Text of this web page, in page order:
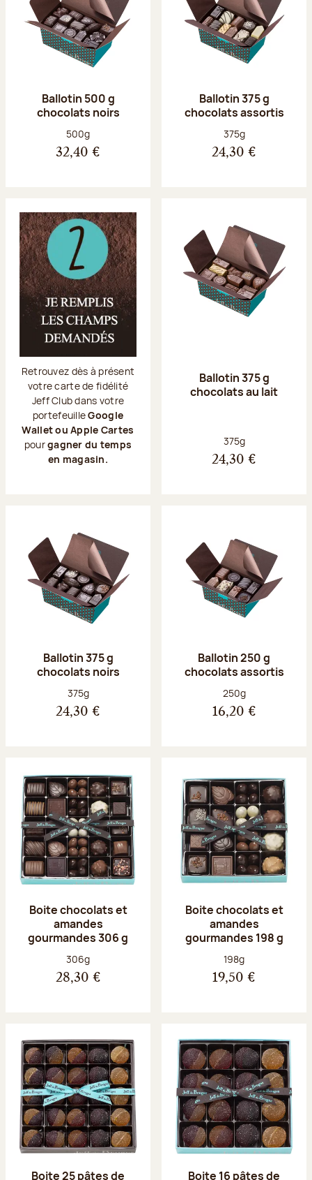
Ballotin 500 g
chocolats noirs
Poids net :
500g
32,40 €
Ballotin 375 g
chocolats assortis
Poids net :
375g
24,30 €
Retrouvez dès à présent
votre carte de fidélité
Jeff Club dans votre
portefeuilleGoogle
Wallet ou Apple Cartes
pourgagner du temps
en magasin.
Ballotin 375 g
chocolats au lait
Poids net :
375g
24,30 €
Ballotin 375 g
chocolats noirs
Poids net :
375g
24,30 €
Ballotin 250 g
chocolats assortis
Poids net :
250g
16,20 €
Boite chocolats et
amandes
gourmandes 306 g
Poids net :
306g
28,30 €
Boite chocolats et
amandes
gourmandes 198 g
Poids net :
198g
19,50 €
Boite 25 pâtes de Boite 16 pâtes de